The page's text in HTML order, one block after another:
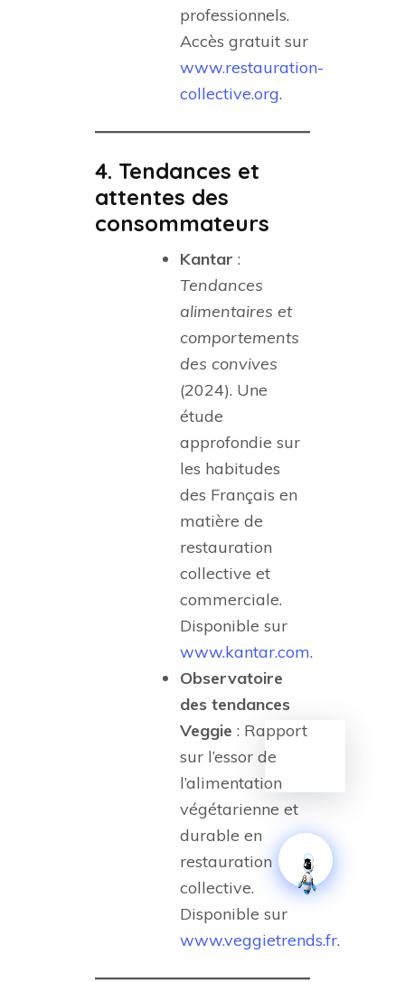
professionnels.
Accès gratuit sur
www.restauration-
collective.org.
4. Tendances et
attentes des
consommateurs
Kantar :
Tendances
alimentaires et
comportements
des convives
(2024). Une
étude
approfondie sur
les habitudes
des Français en
matière de
restauration
collective et
commerciale.
Disponible sur
www.kantar.com.
Observatoire
des tendances
Veggie : Rapport
sur l’essor de
l’alimentation
végétarienne et
durable en
restauration
collective.
Disponible sur
www.veggietrends.fr.